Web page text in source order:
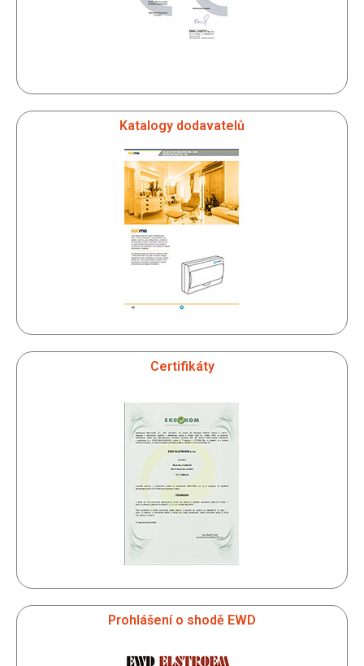
Katalogy dodavatelů
Certifikáty
Prohlášení o shodě EWD